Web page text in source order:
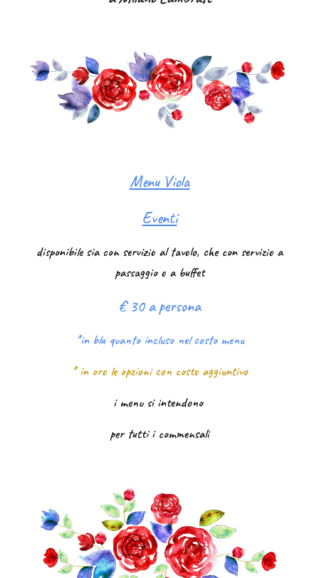
Menu Viola
Eventi
disponibile sia con servizio al tavolo, che con servizio a
passaggio o a buffet
€ 30 a persona
*in blu quanto incluso nel costo menu
* in oro le opzioni con costo aggiuntivo
i menu si intendono
per tutti i commensali